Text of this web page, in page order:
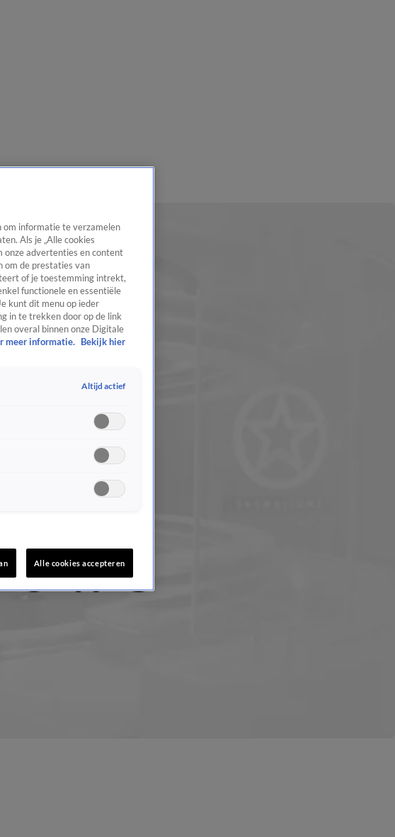
om informatie te verzamelen
Als je „Alle cookies
onze advertenties en content
om de prestaties van
of je toestemming intrekt,
functionele en essentiële
kunt dit menu op ieder
in te trekken door op de link
overal binnen onze Digitale
meer informatie.
Bekijk hier
Altijd actief
Alle cookies accepteren